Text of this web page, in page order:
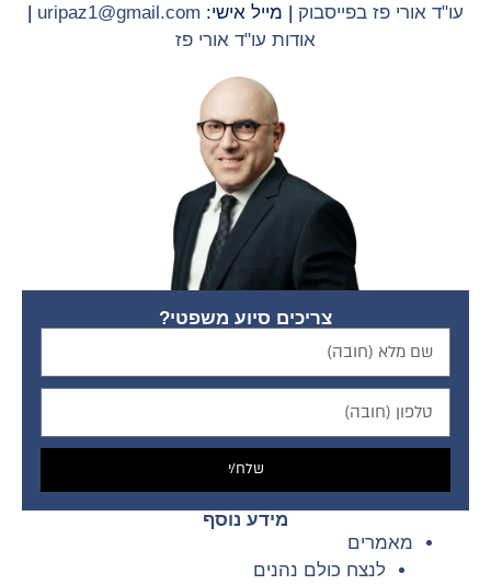
צריכים סיוע משפטי?
שלח/י
מידע נוסף
מאמרים
לנצח כולם נהנים
עו"ד אורי פז בפייסבוק | מייל אישי: uripaz1@gmail.com
|
אודות עו"ד אורי פז